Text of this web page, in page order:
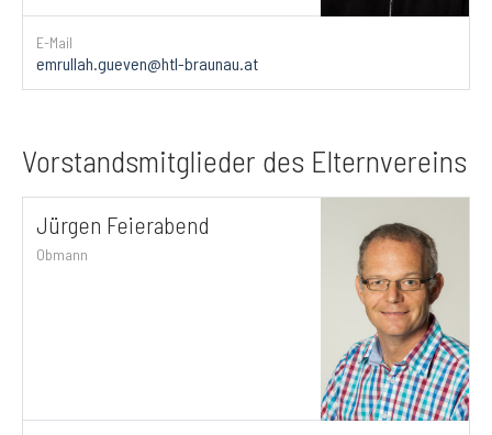
E-Mail
emrullah.gueven@htl-braunau.at
Vorstandsmitglieder des Elternvereins
Jürgen Feierabend
Obmann